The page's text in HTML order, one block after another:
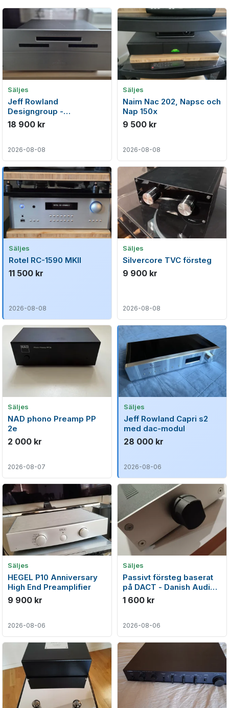
Säljes
Jeff Rowland
Designgroup -
Consummate balanserat
high-end försteg
18 900 kr
2026-08-08
Säljes
Naim Nac 202, Napsc och
Nap 150x
9 500 kr
2026-08-08
Säljes
Rotel RC-1590 MKII
11 500 kr
2026-08-08
Säljes
Silvercore TVC försteg
9 900 kr
2026-08-08
Säljes
NAD phono Preamp PP
2e
2 000 kr
2026-08-07
Säljes
Jeff Rowland Capri s2
med dac-modul
28 000 kr
2026-08-06
Säljes
HEGEL P10 Anniversary
High End Preamplifier
9 900 kr
2026-08-06
Säljes
Passivt försteg baserat
på DACT - Danish Audio
ConnecT potentiometer
1 600 kr
2026-08-06